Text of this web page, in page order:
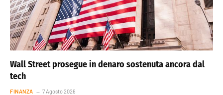
Wall Street prosegue in denaro sostenuta ancora dal
tech
FINANZA 7 Agosto 2026